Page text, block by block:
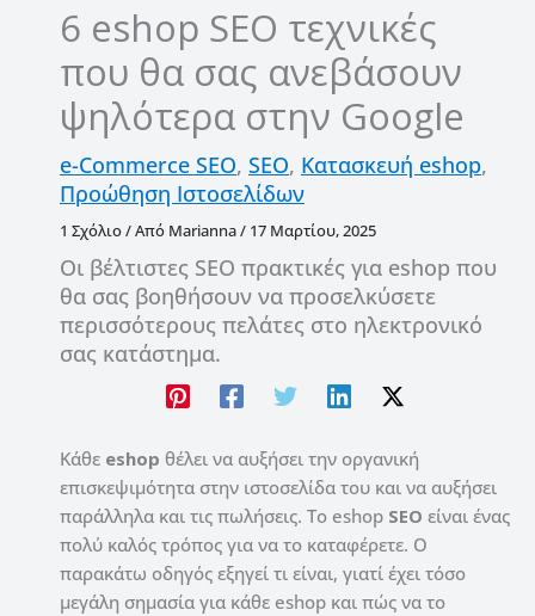
6 eshop SEO τεχνικές
που θα σας ανεβάσουν
ψηλότερα στην Google
e-Commerce SEO, SEO, Κατασκευή eshop,
Προώθηση Ιστοσελίδων
1 Σχόλιο/ Από Marianna/ 17 Μαρτίου, 2025
Οι βέλτιστες SEO πρακτικές για eshop που
θα σας βοηθήσουν να προσελκύσετε
περισσότερους πελάτες στο ηλεκτρονικό
σας κατάστημα.
Κάθε eshop θέλει να αυξήσει την οργανική
επισκεψιμότητα στην ιστοσελίδα του και να αυξήσει
παράλληλα και τις πωλήσεις. Το eshop SEO είναι ένας
πολύ καλός τρόπος για να το καταφέρετε. Ο
παρακάτω οδηγός εξηγεί τι είναι, γιατί έχει τόσο
μεγάλη σημασία για κάθε eshop και πώς να το